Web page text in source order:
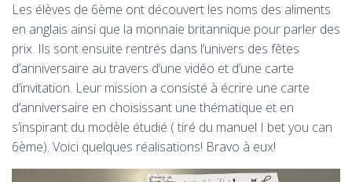
G
A
Les élèves de 6ème ont découvert les noms des aliments
en anglais ainsi que la monnaie britannique pour parler des
prix. Ils sont ensuite rentrés dans l’univers des fêtes
d’anniversaire au travers d’une vidéo et d’une carte
d’invitation. Leur mission a consisté à écrire une carte
d’anniversaire en choisissant une thématique et en
s’inspirant du modèle étudié ( tiré du manuel I bet you can
6ème). Voici quelques réalisations! Bravo à eux!